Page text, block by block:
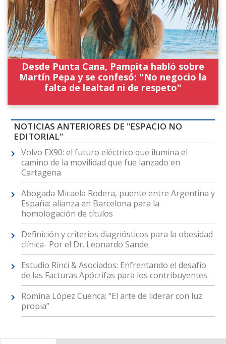
Desde Punta Cana, Pampita habló sobre
Martín Pepa y se confesó: "No negocio la
falta de lealtad ni de respeto"
NOTICIAS ANTERIORES DE "ESPACIO NO
EDITORIAL"
Volvo EX90: el futuro eléctrico que ilumina el
camino de la movilidad que fue lanzado en
Cartagena
Abogada Micaela Rodera, puente entre Argentina y
España: alianza en Barcelona para la
homologación de títulos
Definición y criterios diagnósticos para la obesidad
clínica- Por el Dr. Leonardo Sande.
Estudio Rinci & Asociados: Enfrentando el desafío
de las Facturas Apócrifas para los contribuyentes
Romina López Cuenca: “El arte de liderar con luz
propia”